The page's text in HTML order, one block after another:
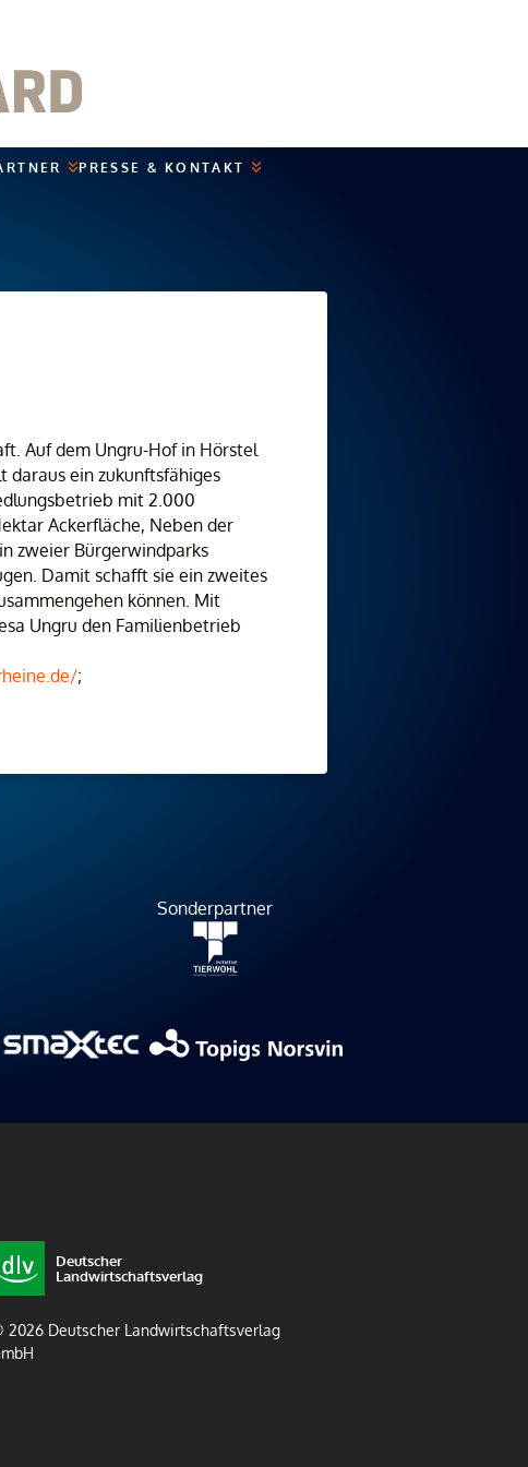
PRESSE & KONTAKT
Auf dem Ungru-Hof in Hörstel
daraus ein zukunftsfähiges
mit 2.000
Ackerfläche, Neben der
zweier Bürgerwindparks
Damit schafft sie ein zweites
können. Mit
Ungru den Familienbetrieb
;
Sonderpartner
Deutscher
Landwirtschaftsverlag
2026 Deutscher Landwirtschaftsverlag